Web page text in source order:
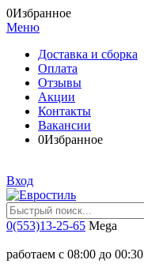
0Избранное
Меню
Доставка и сборка
Оплата
Отзывы
Акции
Контакты
Вакансии
0Избранное
Вход
0(553)13-25-65 Mega
работаем с 08:00 до 00:30